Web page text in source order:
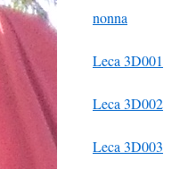
nonna
Leca 3D001
Leca 3D002
Leca 3D003